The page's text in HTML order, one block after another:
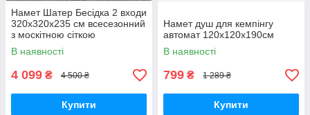
Намет Шатер Бесідка 2 входи
320x320x235 см всесезонний
з москітною сіткою
В наявності
4 099 ₴ 4 500 ₴
Купити
Намет душ для кемпінгу
автомат 120x120x190см
В наявності
799 ₴ 1 289 ₴
Купити